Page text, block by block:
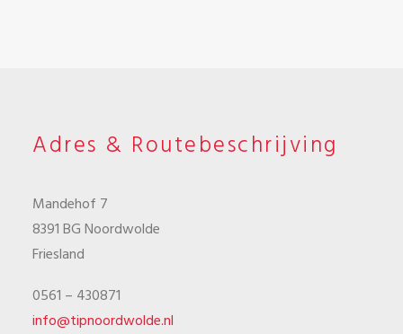
Adres & Routebeschrijving
Mandehof 7
8391 BG Noordwolde
Friesland
0561 – 430871
info@tipnoordwolde.nl